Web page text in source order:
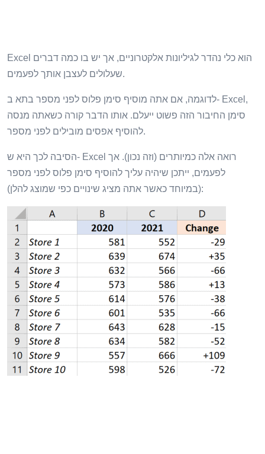
Excel הוא כלי נהדר לגיליונות אלקטרוניים, אך יש בו כמה דברים
שעלולים לעצבן אותך לפעמים.
לדוגמה, אם אתה מוסיף סימן פלוס לפני מספר בתא ב- Excel,
סימן החיבור הזה פשוט ייעלם. אותו הדבר קורה כשאתה מנסה
להוסיף אפסים מובילים לפני מספר.
הסיבה לכך היא ש- Excel רואה אלה כמיותרים (וזה נכון). אך
לפעמים, ייתכן שיהיה עליך להוסיף סימן פלוס לפני מספר
(במיוחד כאשר אתה מציג שינויים כפי שמוצג להלן):